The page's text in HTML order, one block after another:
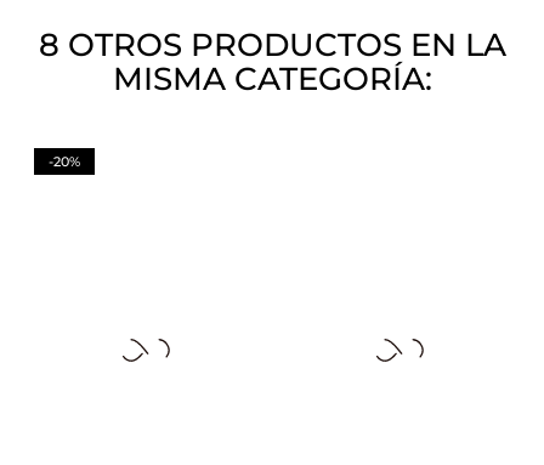
8 OTROS PRODUCTOS EN LA
MISMA CATEGORÍA:
-20%